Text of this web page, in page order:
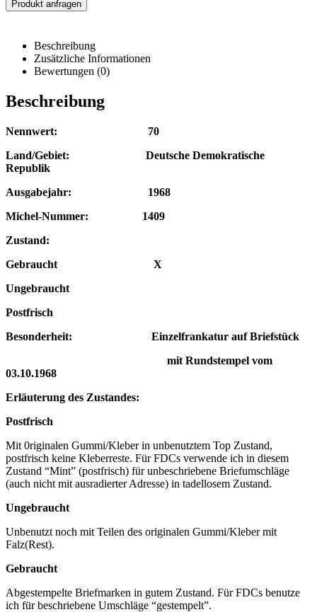
Produkt anfragen
Beschreibung
Zusätzliche Informationen
Bewertungen (0)
Beschreibung
Nennwert: 70
Land/Gebiet: Deutsche Demokratische
Republik
Ausgabejahr: 1968
Michel-Nummer: 1409
Zustand:
Gebraucht X
Ungebraucht
Postfrisch
Besonderheit: Einzelfrankatur auf Briefstück
mit Rundstempel vom
03.10.1968
Erläuterung des Zustandes:
Postfrisch
Mit 0riginalen Gummi/Kleber in unbenutztem Top Zustand,
postfrisch keine Kleberreste. Für FDCs verwende ich in diesem
Zustand “Mint” (postfrisch) für unbeschriebene Briefumschläge
(auch nicht mit ausradierter Adresse) in tadellosem Zustand.
Ungebraucht
Unbenutzt noch mit Teilen des originalen Gummi/Kleber mit
Falz(Rest).
Gebraucht
Abgestempelte Briefmarken in gutem Zustand. Für FDCs benutze
ich für beschriebene Umschläge “gestempelt”.